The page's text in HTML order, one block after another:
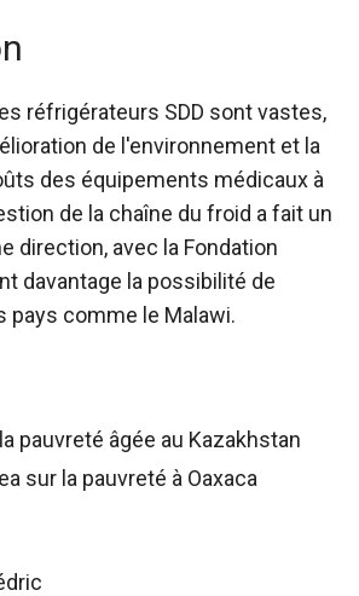
réfrigérateurs SDD sont vastes,
de l'environnement et la
des équipements médicaux à
de la chaîne du froid a fait un
direction, avec la Fondation
davantage la possibilité de
pays comme le Malawi.
pauvreté âgée au Kazakhstan
​​sur la pauvreté à Oaxaca